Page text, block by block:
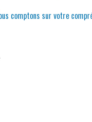
comptons sur votre